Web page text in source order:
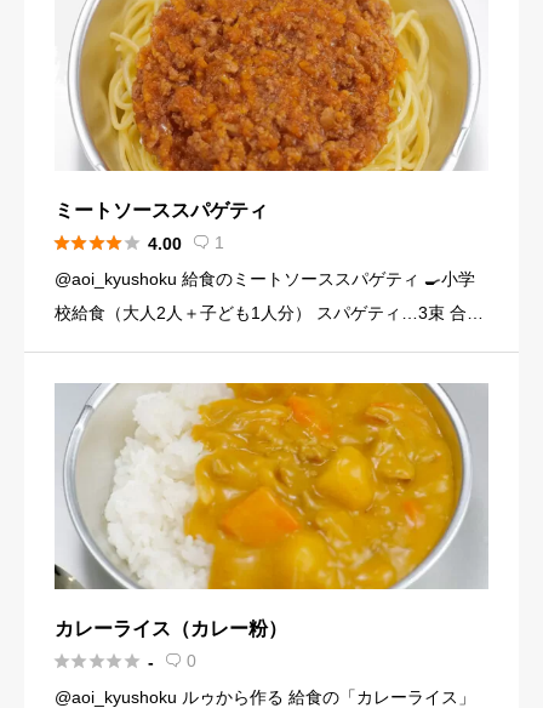
ミートソーススパゲティ
 4.00  1
@aoi_kyushoku 給食のミートソーススパゲティ 🍳小学
校給食（大人2人＋子ども1人分） スパゲティ…3束 合い
（120g） にんにくチューブ…少々（1 […]
カレーライス（カレー粉）
 -  0
@aoi_kyushoku ルゥから作る 給食の「カレーライス」